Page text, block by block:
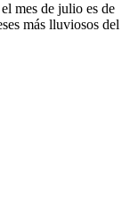
mes de julio es de
más lluviosos del